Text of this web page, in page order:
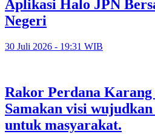
Aplikasi Halo JPN
Negeri
30 Juli 2026 - 19:31 WIB
Rakor Perdana
Samakan visi
untuk masyarakat.